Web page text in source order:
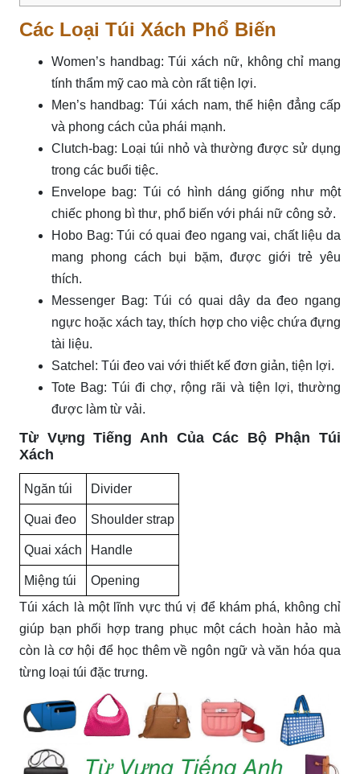
Các Loại Túi Xách Phổ Biến
Women’s handbag: Túi xách nữ, không chỉ mang
tính thẩm mỹ cao mà còn rất tiện lợi.
Men’s handbag: Túi xách nam, thể hiện đẳng cấp
và phong cách của phái mạnh.
Clutch-bag: Loại túi nhỏ và thường được sử dụng
trong các buổi tiệc.
Envelope bag: Túi có hình dáng giống như một
chiếc phong bì thư, phổ biến với phái nữ công sở.
Hobo Bag: Túi có quai đeo ngang vai, chất liệu da
mang phong cách bụi bặm, được giới trẻ yêu
thích.
Messenger Bag: Túi có quai dây da đeo ngang
ngực hoặc xách tay, thích hợp cho việc chứa đựng
tài liệu.
Satchel: Túi đeo vai với thiết kế đơn giản, tiện lợi.
Tote Bag: Túi đi chợ, rộng rãi và tiện lợi, thường
được làm từ vải.
Từ Vựng Tiếng Anh Của Các Bộ Phận Túi
Xách
Ngăn túi Divider
Quai đeo Shoulder strap
Quai xách Handle
Miệng túi
Opening
Túi xách là một lĩnh vực thú vị để khám phá, không chỉ
giúp bạn phối hợp trang phục một cách hoàn hảo mà
còn là cơ hội để học thêm về ngôn ngữ và văn hóa qua
từng loại túi đặc trưng.